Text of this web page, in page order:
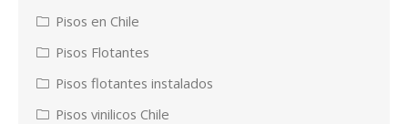
Pisos en Chile
Pisos Flotantes
Pisos flotantes instalados
Pisos vinilicos Chile